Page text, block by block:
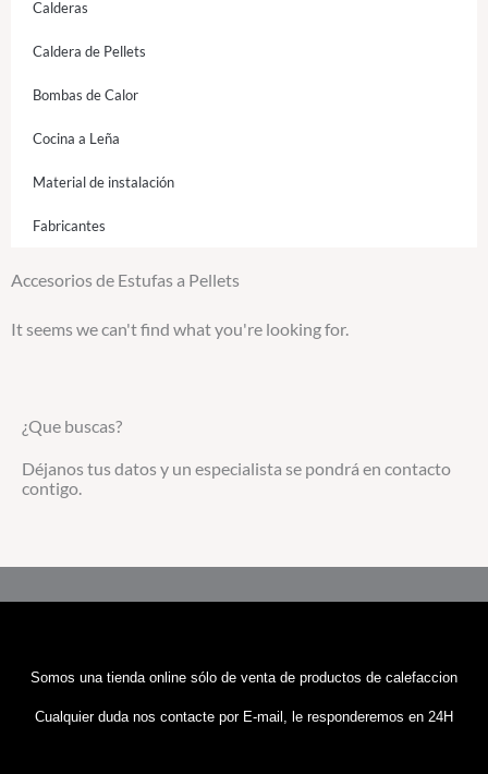
Calderas
Caldera de Pellets
Bombas de Calor
Cocina a Leña
Material de instalación
Fabricantes
Accesorios de Estufas a Pellets
¿Que buscas?
Déjanos tus datos y un especialista se pondrá en contacto
contigo.
It seems we can't find what you're looking for.
Somos una tienda online sólo de venta de productos de calefaccion
Cualquier duda nos contacte por E-mail, le responderemos en 24H